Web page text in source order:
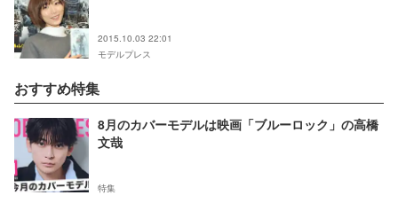
2015.10.03 22:01
モデルプレス
おすすめ特集
8月のカバーモデルは映画「ブルーロック」の高橋
文哉
特集